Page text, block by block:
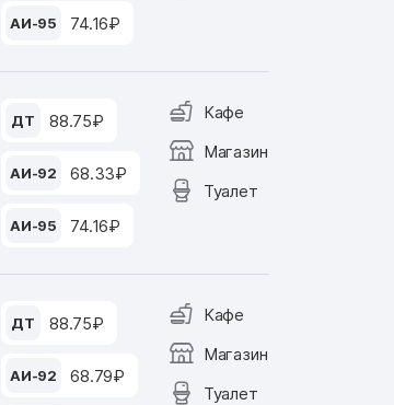
АИ-95 74.16₽
ДТ 88.75₽
АИ-92 68.33₽
АИ-95 74.16₽
Кафе
Магазин
Туалет
ДТ 88.75₽
АИ-92 68.79₽
Кафе
Магазин
Туалет